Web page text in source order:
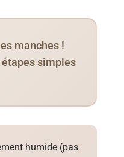
manches !
simples
humide (pas